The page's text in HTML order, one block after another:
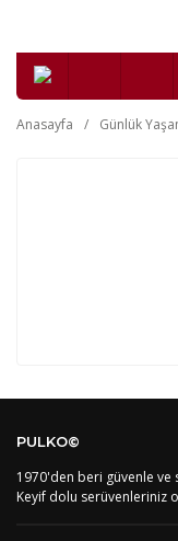
Anasayfa Günlük
PULKO©
1970'den beri güvenle ve
Keyif dolu serüvenleriniz